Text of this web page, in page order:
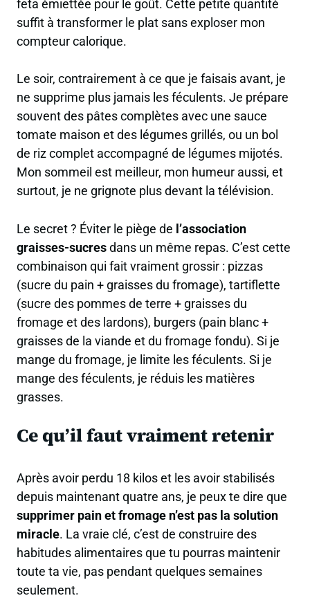
feta émiettée pour le goût. Cette petite quantité
suffit à transformer le plat sans exploser mon
compteur calorique.
Le soir, contrairement à ce que je faisais avant, je
ne supprime plus jamais les féculents. Je prépare
souvent des pâtes complètes avec une sauce
tomate maison et des légumes grillés, ou un bol
de riz complet accompagné de légumes mijotés.
Mon sommeil est meilleur, mon humeur aussi, et
surtout, je ne grignote plus devant la télévision.
Le secret ? Éviter le piège de l’association
graisses-sucresdans un même repas. C’est cette
combinaison qui fait vraiment grossir : pizzas
(sucre du pain + graisses du fromage), tartiflette
(sucre des pommes de terre + graisses du
fromage et des lardons), burgers (pain blanc +
graisses de la viande et du fromage fondu). Si je
mange du fromage, je limite les féculents. Si je
mange des féculents, je réduis les matières
grasses.
Ce qu’il faut vraiment retenir
Après avoir perdu 18 kilos et les avoir stabilisés
depuis maintenant quatre ans, je peux te dire que
supprimer pain et fromage n’est pas la solution
miracle. La vraie clé, c’est de construire des
habitudes alimentaires que tu pourras maintenir
toute ta vie, pas pendant quelques semaines
seulement.